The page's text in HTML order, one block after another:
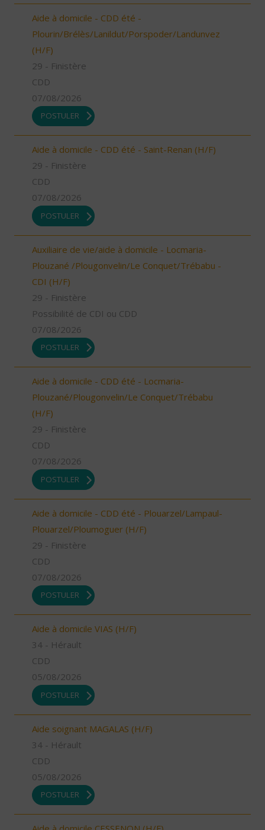
Aide à domicile - CDD été -
Plourin/Brélès/Lanildut/Porspoder/Landunvez
(H/F)
29 - Finistère
CDD
07/08/2026
POSTULER
Aide à domicile - CDD été - Saint-Renan (H/F)
29 - Finistère
CDD
07/08/2026
POSTULER
Auxiliaire de vie/aide à domicile - Locmaria-
Plouzané /Plougonvelin/Le Conquet/Trébabu -
CDI (H/F)
29 - Finistère
Possibilité de CDI ou CDD
07/08/2026
POSTULER
Aide à domicile - CDD été - Locmaria-
Plouzané/Plougonvelin/Le Conquet/Trébabu
(H/F)
29 - Finistère
CDD
07/08/2026
POSTULER
Aide à domicile - CDD été - Plouarzel/Lampaul-
Plouarzel/Ploumoguer (H/F)
29 - Finistère
CDD
07/08/2026
POSTULER
Aide à domicile VIAS (H/F)
34 - Hérault
CDD
05/08/2026
POSTULER
Aide soignant MAGALAS (H/F)
34 - Hérault
CDD
05/08/2026
POSTULER